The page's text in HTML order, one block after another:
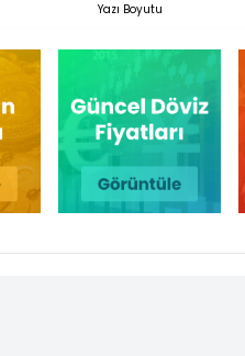
Yazı Boyutu